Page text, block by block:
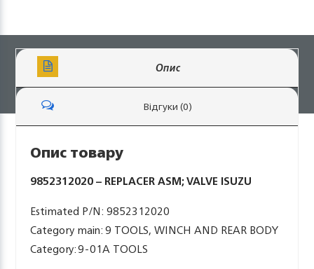
Опис
Відгуки (0)
Опис товару
9852312020 – REPLACER ASM; VALVE ISUZU
Estimated P/N: 9852312020
Category main: 9 TOOLS, WINCH AND REAR BODY
Category: 9-01A TOOLS